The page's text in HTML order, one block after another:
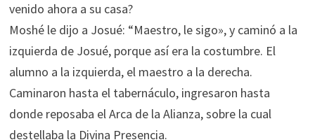
venido ahora a su casa?
Moshé le dijo a Josué: “Maestro, le sigo», y caminó a la
izquierda de Josué, porque así era la costumbre. El
alumno a la izquierda, el maestro a la derecha.
Caminaron hasta el tabernáculo, ingresaron hasta
donde reposaba el Arca de la Alianza, sobre la cual
destellaba la Divina Presencia.